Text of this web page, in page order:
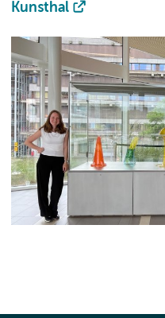
Kunsthal